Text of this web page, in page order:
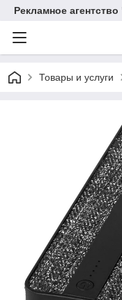
Рекламное
Товары и услуги